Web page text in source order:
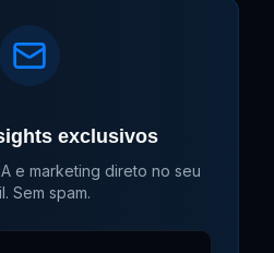
exclusivos
e marketing direto no seu
Sem spam.